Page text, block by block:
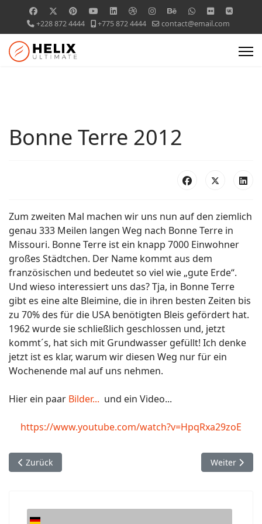
+228 872 4444 +775 872 4444 contact@email.com
Bonne Terre 2012
Zum zweiten Mal machen wir uns nun auf den ziemlich
genau 333 Meilen langen Weg nach Bonne Terre in
Missouri. Bonne Terre ist ein knapp 7000 Einwohner
großes Städtchen. Der Name kommt aus dem
französischen und bedeutet so viel wie „gute Erde“.
Und wieso interessiert uns das? Tja, in Bonne Terre
gibt es eine alte Bleimine, die in ihren besten Zeiten bis
zu 70% des für die USA benötigten Bleis gefördert hat.
1962 wurde sie schließlich geschlossen und, jetzt
kommt´s, hat sich mit Grundwasser gefüllt! Ich denke
jetzt ist es klar, warum wir diesen Weg nur für ein
Wochenende mal auf uns nehmen.
Hier ein paar Bilder... und ein Video...
https://www.youtube.com/watch?v=HpqRxa29zoE
Vorheriger Beitrag: Rocio del Mar - Sea of Cortez
Zurück Nächster
Weiter
Sprache auswählen